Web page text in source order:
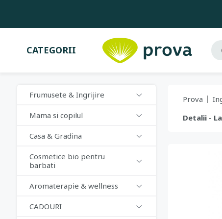
CATEGORII
Frumusete & Ingrijire
Mama si copilul
Casa & Gradina
Cosmetice bio pentru
barbati
Aromaterapie & wellness
CADOURI
Prova
Detalii -